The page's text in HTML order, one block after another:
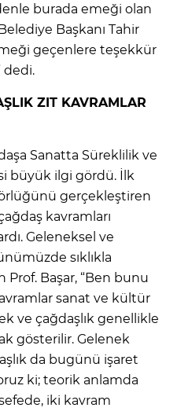
burada emeği olan
Başkanı Tahir
geçenlere teşekkür
dedi.
ZIT KAVRAMLAR
Sanatta Süreklilik ve
büyük ilgi gördü. İlk
gerçekleştiren
kavramları
Geleneksel ve
sıklıkla
Prof. Başar, “Ben bunu
sanat ve kültür
ve çağdaşlık genellikle
gösterilir. Gelenek
da bugünü işaret
ki; teorik anlamda
iki kavram